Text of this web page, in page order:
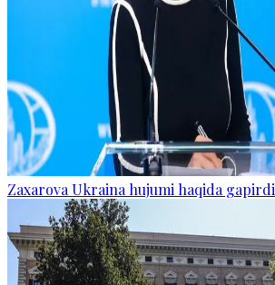
Zaxarova Ukraina hujumi haqida gapirdi